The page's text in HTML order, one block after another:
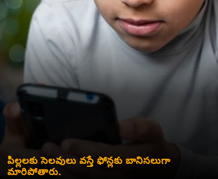
పిల్లలకు సెలవులు వస్తే ఫోన్లకు బానిసలుగా
మారిపోతారు.